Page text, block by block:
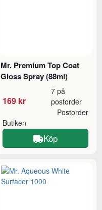
Mr. Premium Top Coat
Gloss Spray (88ml)
169 kr
7 på
postorder
Butiken
Postorder
Köp